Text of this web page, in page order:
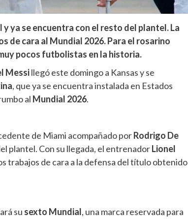
ya se encuentra con el resto del plantel. La
de cara al Mundial 2026. Para el rosarino
pocos futbolistas en la historia.
Messillegó este domingo a Kansas y se
, que ya se encuentra instalada en Estados
al Mundial 2026.
de Miami acompañado porRodrigo De
plantel. Con su llegada, el entrenadorLionel
trabajos de cara a la defensa del título obtenido
su sexto Mundial, una marca reservada para